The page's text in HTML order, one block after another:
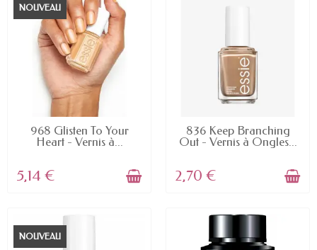
NOUVEAU
EN STOCK
968 Glisten To Your
Heart - Vernis à...
5,14 €
EN STOCK
836 Keep Branching
Out - Vernis à Ongles...
2,70 €
NOUVEAU